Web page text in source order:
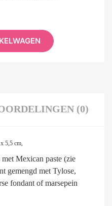
(0)
5,5 cm,
Mexican paste (zie
gemengd met Tylose,
fondant of marsepein